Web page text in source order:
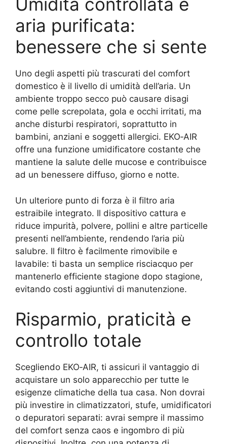
aria purificata:
benessere che si sente
Uno degli aspetti più trascurati del comfort
domestico è il livello di umidità dell’aria. Un
ambiente troppo secco può causare disagi
come pelle screpolata, gola e occhi irritati, ma
anche disturbi respiratori, soprattutto in
bambini, anziani e soggetti allergici. EKO‑AIR
offre una funzione umidificatore costante che
mantiene la salute delle mucose e contribuisce
ad un benessere diffuso, giorno e notte.
Un ulteriore punto di forza è il filtro aria
estraibile integrato. Il dispositivo cattura e
riduce impurità, polvere, pollini e altre particelle
presenti nell’ambiente, rendendo l’aria più
salubre. Il filtro è facilmente rimovibile e
lavabile: ti basta un semplice risciacquo per
mantenerlo efficiente stagione dopo stagione,
evitando costi aggiuntivi di manutenzione.
Risparmio, praticità e
controllo totale
Scegliendo EKO‑AIR, ti assicuri il vantaggio di
acquistare un solo apparecchio per tutte le
esigenze climatiche della tua casa. Non dovrai
più investire in climatizzatori, stufe, umidificatori
o depuratori separati: avrai sempre il massimo
del comfort senza caos e ingombro di più